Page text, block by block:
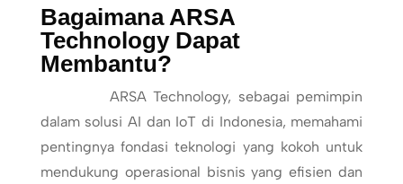
Bagaimana ARSA
Technology Dapat
Membantu?
ARSA Technology, sebagai pemimpin
dalam solusi AI dan IoT di Indonesia, memahami
pentingnya fondasi teknologi yang kokoh untuk
mendukung operasional bisnis yang efisien dan